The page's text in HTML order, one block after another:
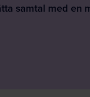
samtal med en